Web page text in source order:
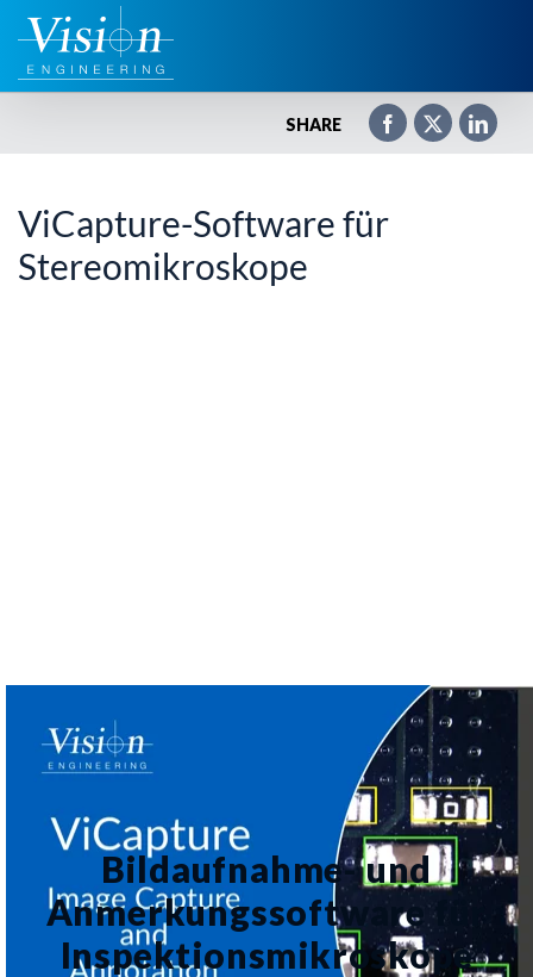
Zum
Inhalt
springen
SHARE
ViCapture-Software für
Stereomikroskope
Bildaufnahme- und
Anmerkungssoftware für
Inspektionsmikroskope